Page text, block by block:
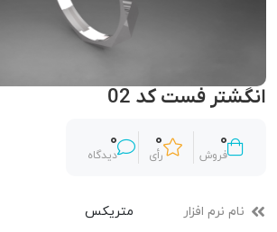
انگشتر فست کد 02
0
فروش
0
رأی
0
دیدگاه
نام نرم افزار متریکس